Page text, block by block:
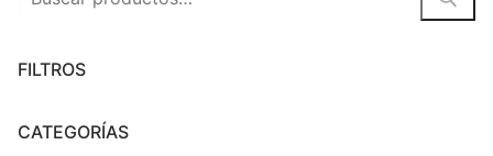
FILTROS
CATEGORÍAS